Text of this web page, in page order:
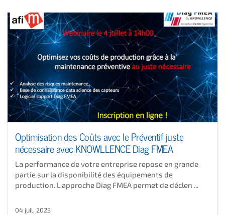
Optimisation des Coûts avec le Préventif juste
nécessaire avec KNOWLLENCE Diag FMEA
La performance de votre entreprise repose en grande
partie sur la disponibilité des équipements de
production. L'approche Diag FMEA permet de déclen ...
04 juil. 2023